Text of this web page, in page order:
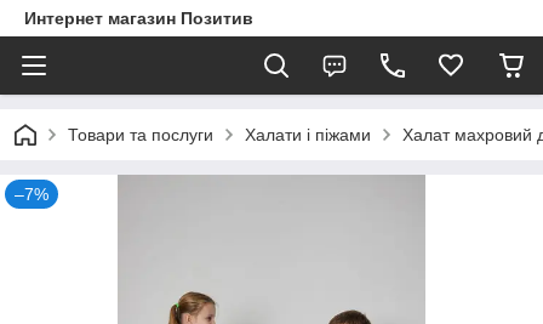
Интернет магазин Позитив
Товари та послуги Халати і піжами Халат махровий
–7%